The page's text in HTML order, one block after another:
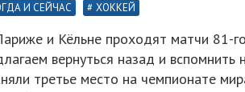
И СЕЙЧАС ХОККЕЙ
и Кёльне проходят матчи 81-
вернуться назад и
третье место на чемпионате